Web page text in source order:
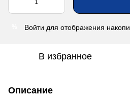
Войти для отображения
В избранное
Описание